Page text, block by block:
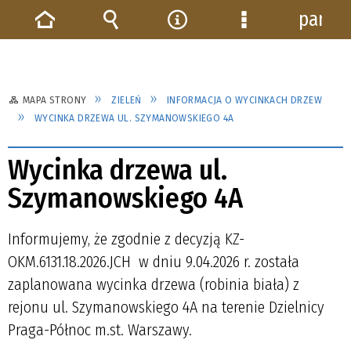
MAPA STRONY ZIELEŃ
INFORMACJA O WYCINKACH DRZEW
WYCINKA DRZEWA UL. SZYMANOWSKIEGO 4A
Wycinka drzewa ul.
Szymanowskiego 4A
Informujemy, że zgodnie z decyzją KZ-
OKM.6131.18.2026.JCH w dniu 9.04.2026 r. została
zaplanowana wycinka drzewa (robinia biała) z
rejonu ul. Szymanowskiego 4A na terenie Dzielnicy
Praga-Północ m.st. Warszawy.
Strona Wyszukiwarka
NarzędziaMenu
panel